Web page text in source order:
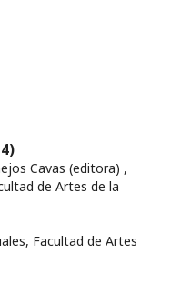
Cavas (editora) ,
de Artes de la
Facultad de Artes